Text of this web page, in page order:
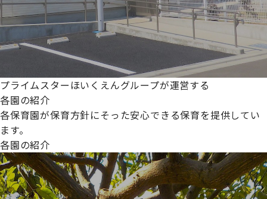
プライムスターほいくえんグループが運営する
各園の紹介
各保育園が保育方針にそった安心できる保育を提供してい
ます。
各園の紹介